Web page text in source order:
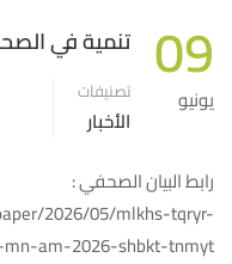
09
يونيو
تنمية في
تصنيفات
الأخبار
رابط البيان الصحفي :
2026/05/mlkhs-tqryr-